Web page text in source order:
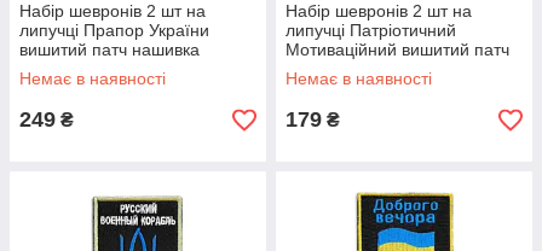
Набір шевронів 2 шт на
липучці Прапор України
вишитий патч нашивка
Немає в наявності
249 ₴
Набір шевронів 2 шт на
липучці Патріотичний
Мотиваційний вишитий патч
нашивка
Немає в наявності
179 ₴